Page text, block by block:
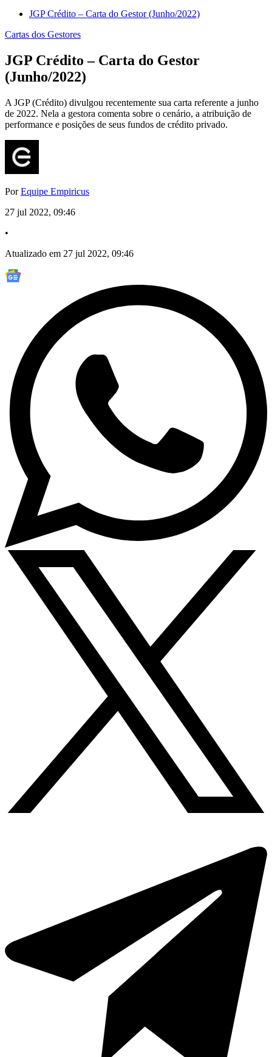
JGP Crédito – Carta do Gestor (Junho/2022)
Cartas dos Gestores
JGP Crédito – Carta do Gestor
(Junho/2022)
A JGP (Crédito) divulgou recentemente sua carta referente a junho
de 2022. Nela a gestora comenta sobre o cenário, a atribuição de
performance e posições de seus fundos de crédito privado.
PorEquipe Empiricus
27 jul 2022, 09:46
•
Atualizado em 27 jul 2022, 09:46